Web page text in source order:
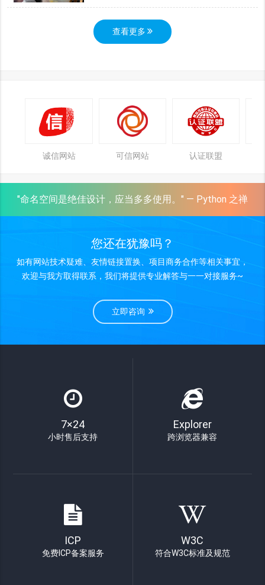
查看更多
诚信网站 可信网站 认证联盟
"命名空间是绝佳设计，应当多多使用。" — Python 之禅
您还在犹豫吗？
如有网站技术疑难、友情链接置换、项目商务合作等相关事宜，
欢迎与我方取得联系，我们将提供专业解答与一一对接服务~
立即咨询
7×24
小时售后支持
Explorer
跨浏览器兼容
ICP
免费ICP备案服务
W3C
符合W3C标准及规范